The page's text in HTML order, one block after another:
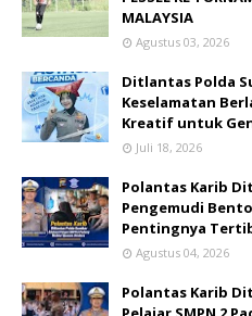
MALAYSIA
Agustus 03, 2026
Ditlantas Polda
Keselamatan
Kreatif untuk
Juli 18, 2026
Polantas Karib
Pengemudi
Pentingnya
Agustus 04, 2026
Polantas Karib